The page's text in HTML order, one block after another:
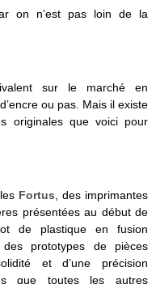
on n’est pas loin de la
sur le marché en
ou pas. Mais il existe
originales que voici pour
Fortus , des imprimantes
présentées au début de
de plastique en fusion
prototypes de pièces
et d’une précision
que toutes les autres